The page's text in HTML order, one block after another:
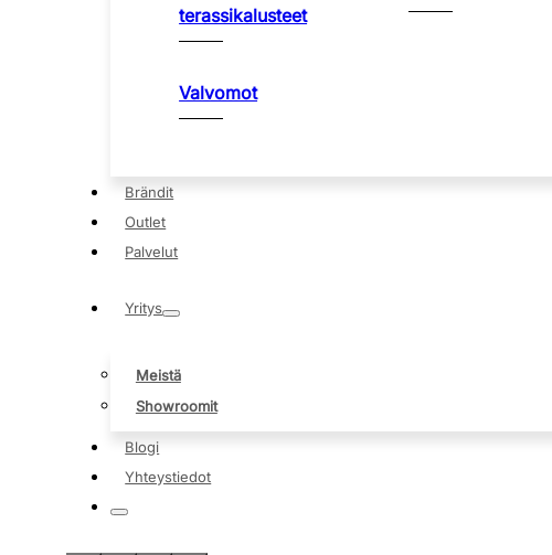
terassikalusteet
Valvomot
Brändit
Outlet
Palvelut
Yritys
Meistä
Showroomit
Blogi
Yhteystiedot